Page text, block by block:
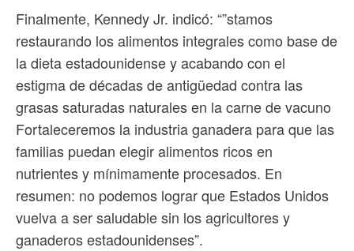
Finalmente, Kennedy Jr. indicó: “”stamos
restaurando los alimentos integrales como base de
la dieta estadounidense y acabando con el
estigma de décadas de antigüedad contra las
grasas saturadas naturales en la carne de vacuno
Fortaleceremos la industria ganadera para que las
familias puedan elegir alimentos ricos en
nutrientes y mínimamente procesados. En
resumen: no podemos lograr que Estados Unidos
vuelva a ser saludable sin los agricultores y
ganaderos estadounidenses”.